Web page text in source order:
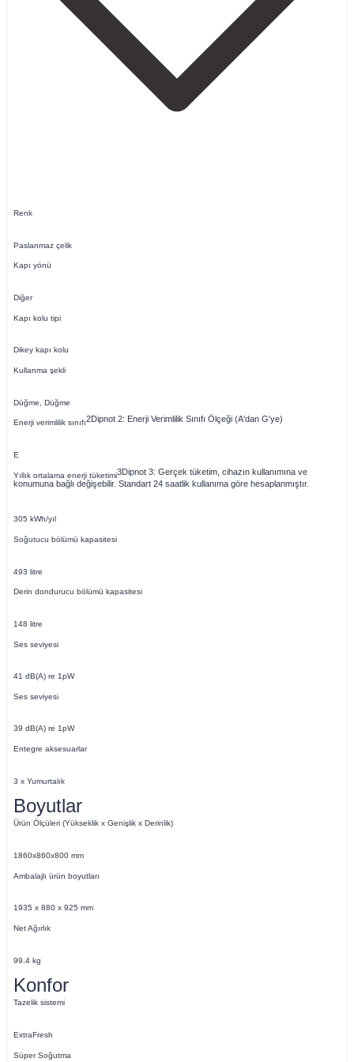
Renk
Paslanmaz çelik
Kapı yönü
Diğer
Kapı kolu tipi
Dikey kapı kolu
Kullanma şekli
Düğme, Düğme
Enerji verimlilik sınıfı2Dipnot 2: Enerji Verimlilik Sınıfı Ölçeği (A'dan G'ye)
E
Yıllık ortalama enerji tüketimi3Dipnot 3: Gerçek tüketim, cihazın kullanımına ve
konumuna bağlı değişebilir. Standart 24 saatlik kullanıma göre hesaplanmıştır.
305 kWh/yıl
Soğutucu bölümü kapasitesi
493 litre
Derin dondurucu bölümü kapasitesi
148 litre
Ses seviyesi
41 dB(A) re 1pW
Ses seviyesi
39 dB(A) re 1pW
Entegre aksesuarlar
3 x Yumurtalık
Boyutlar
Ürün Ölçüleri (Yükseklik x Genişlik x Derinlik)
1860x860x800 mm
Ambalajlı ürün boyutları
1935 x 880 x 925 mm
Net Ağırlık
99.4 kg
Konfor
Tazelik sistemi
ExtraFresh
Süper Soğutma